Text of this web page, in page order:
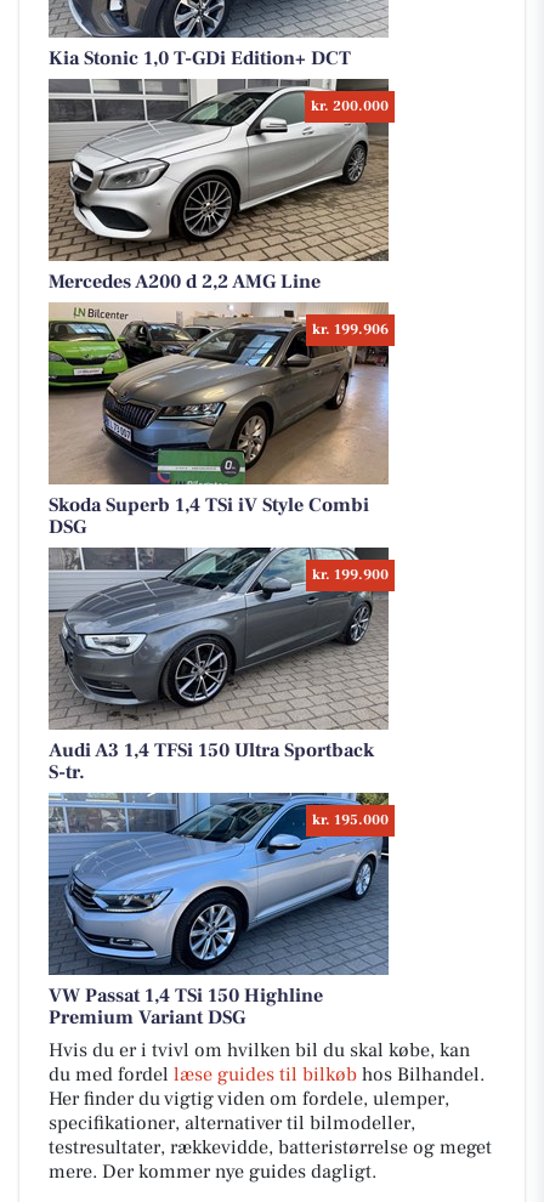
Kia Stonic 1,0 T-GDi Edition+ DCT
kr. 200.000
Mercedes A200 d 2,2 AMG Line
kr. 199.906
Skoda Superb 1,4 TSi iV Style Combi
DSG
kr. 199.900
Audi A3 1,4 TFSi 150 Ultra Sportback
S-tr.
kr. 195.000
VW Passat 1,4 TSi 150 Highline
Premium Variant DSG
Hvis du er i tvivl om hvilken bil du skal købe, kan
du med fordel læse guides til bilkøb hos Bilhandel.
Her finder du vigtig viden om fordele, ulemper,
specifikationer, alternativer til bilmodeller,
testresultater, rækkevidde, batteristørrelse og meget
mere. Der kommer nye guides dagligt.